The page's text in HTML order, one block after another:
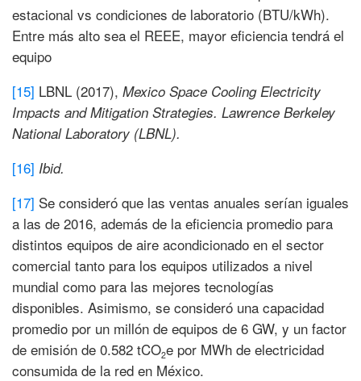
estacional vs condiciones de laboratorio (BTU/kWh).
Entre más alto sea el REEE, mayor eficiencia tendrá el
equipo
[15] LBNL (2017), Mexico Space Cooling Electricity
Impacts and Mitigation Strategies. Lawrence Berkeley
National Laboratory (LBNL).
[16] Ibid.
[17] Se consideró que las ventas anuales serían iguales
a las de 2016, además de la eficiencia promedio para
distintos equipos de aire acondicionado en el sector
comercial tanto para los equipos utilizados a nivel
mundial como para las mejores tecnologías
disponibles. Asimismo, se consideró una capacidad
promedio por un millón de equipos de 6 GW, y un factor
de emisión de 0.582 tCO2e por MWh de electricidad
consumida de la red en México.